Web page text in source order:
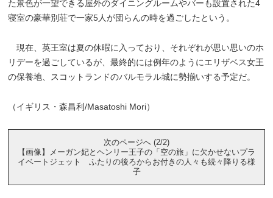
た景色が一望できる屋外のダイニングルームやバーも設置された4
寝室の豪華別荘で一家5人が団らんの時を過ごしたという。
現在、英王室は夏の休暇に入っており、それぞれが思い思いのホ
リデーを過ごしているが、最終的には例年のようにエリザベス女王
の保養地、スコットランドのバルモラル城に勢揃いする予定だ。
（イギリス・森昌利/Masatoshi Mori）
次のページへ (2/2)
【画像】メーガン妃とヘンリー王子の「空の旅」に欠かせないプラ
イベートジェット ふたりの後ろからお付きの人々も続々降りる様
子